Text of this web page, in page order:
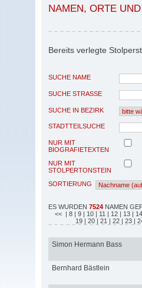
NAMEN, ORTE
Bereits verlegte
SUCHE NAME
SUCHE STRASSE
SUCHE IN BEZIRK
STADTTEILSUCHE
NUR MIT
BIOGRAFIETEXTEN
NUR MIT
STOLPERTONSTEIN
SORTIERUNG
ES WURDEN 7524 NAMEN
<< | 8 | 9 | 10 | 11 | 12 | 13 | 14
19 | 20 | 21 | 22 | 23 |
Simon Hermann Bass
Bernhard Bästlein